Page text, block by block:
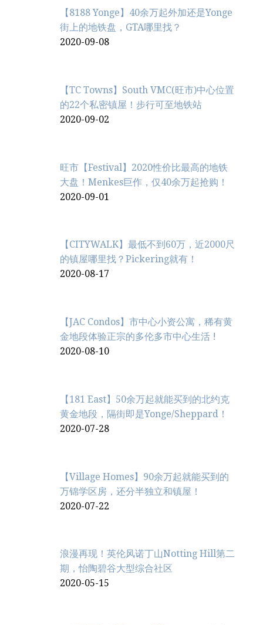
【8188 Yonge】40余万起外加还是Yonge
街上的地铁盘，GTA哪里找？
2020-09-08
【TC Towns】South VMC(旺市)中心位置
的22个私密镇屋！步行可至地铁站
2020-09-02
旺市【Festival】2020性价比最高的地铁
大盘！Menkes巨作，仅40余万起抢购！
2020-09-01
【CITYWALK】最低不到60万，近2000尺
的镇屋哪里找？Pickering就有！
2020-08-17
【JAC Condos】市中心小资公寓，稀有黄
金地段体验正宗的多伦多市中心生活 !
2020-08-10
【181 East】50余万起就能买到的北约克
黄金地段，隔街即是Yonge/Sheppard！
2020-07-28
【Village Homes】90余万起就能买到的
万锦学区房，还分半独立和镇屋！
2020-07-22
浪漫再现！英伦风诺丁山Notting Hill第二
期，怡陶碧谷大型综合社区
2020-05-15